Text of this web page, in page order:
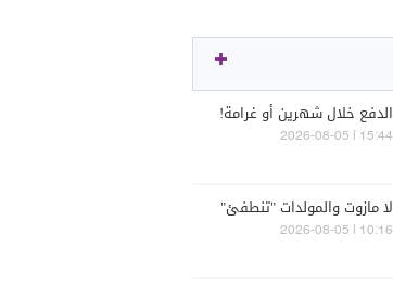
الدفع خلال شهرين أو غرامة!
15:44 | 2026-08-05
لا مازوت والمولدات "تنطفئ"
10:16 | 2026-08-05